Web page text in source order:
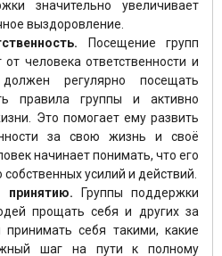
значительно увеличивает
выздоровление.
Посещение групп
человека ответственности и
регулярно посещать
правила группы и активно
Это помогает ему развить
за свою жизнь и своё
начинает понимать, что его
собственных усилий и действий.
Группы поддержки
прощать себя и других за
себя такими, какие
шаг на пути к полному